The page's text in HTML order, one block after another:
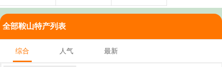
全部鞍山特产列表
综合 人气 最新